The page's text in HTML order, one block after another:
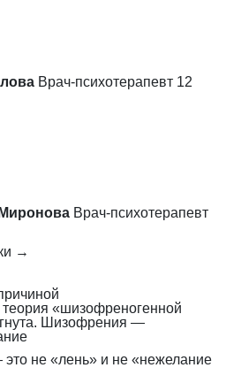
Врач-психотерапевт 12
Врач-психотерапевт
→
«шизофреногенной
Шизофрения —
не «лень» и не «нежелание